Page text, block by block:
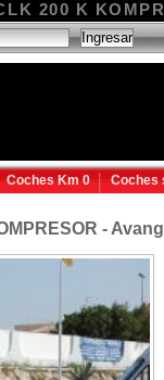
200 K
Coches Km 0 Coches
-